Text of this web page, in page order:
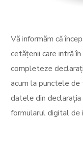
Vă informăm că
cetățenii care intră
completeze
acum la punctele
datele din
formularul digital de